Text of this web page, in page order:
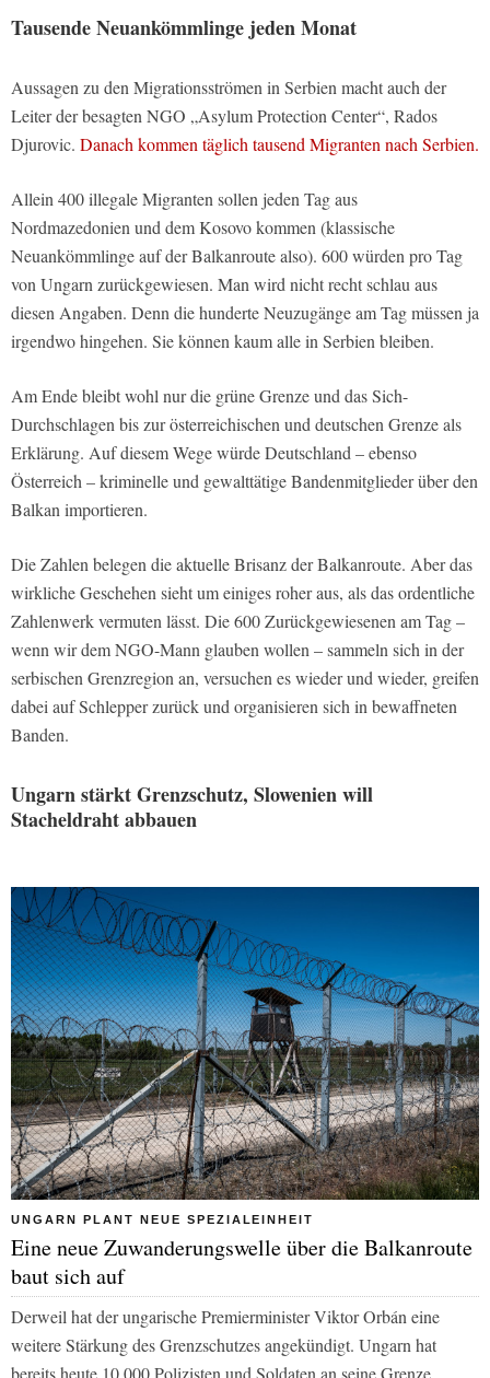
Tausende Neuankömmlinge jeden Monat
Aussagen zu den Migrationsströmen in Serbien macht auch der
Leiter der besagten NGO „Asylum Protection Center“, Rados
Djurovic. Danach kommen täglich tausend Migranten nach Serbien.
Allein 400 illegale Migranten sollen jeden Tag aus
Nordmazedonien und dem Kosovo kommen (klassische
Neuankömmlinge auf der Balkanroute also). 600 würden pro Tag
von Ungarn zurückgewiesen. Man wird nicht recht schlau aus
diesen Angaben. Denn die hunderte Neuzugänge am Tag müssen ja
irgendwo hingehen. Sie können kaum alle in Serbien bleiben.
Am Ende bleibt wohl nur die grüne Grenze und das Sich-
Durchschlagen bis zur österreichischen und deutschen Grenze als
Erklärung. Auf diesem Wege würde Deutschland – ebenso
Österreich – kriminelle und gewalttätige Bandenmitglieder über den
Balkan importieren.
Die Zahlen belegen die aktuelle Brisanz der Balkanroute. Aber das
wirkliche Geschehen sieht um einiges roher aus, als das ordentliche
Zahlenwerk vermuten lässt. Die 600 Zurückgewiesenen am Tag –
wenn wir dem NGO-Mann glauben wollen – sammeln sich in der
serbischen Grenzregion an, versuchen es wieder und wieder, greifen
dabei auf Schlepper zurück und organisieren sich in bewaffneten
Banden.
Ungarn stärkt Grenzschutz, Slowenien will
Stacheldraht abbauen
UNGARN PLANT NEUE SPEZIALEINHEIT
Eine neue Zuwanderungswelle über die Balkanroute
baut sich auf
Derweil hat der ungarische Premierminister Viktor Orbán eine
weitere Stärkung des Grenzschutzes angekündigt. Ungarn hat
bereits heute 10.000 Polizisten und Soldaten an seine Grenze